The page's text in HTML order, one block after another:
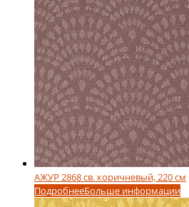
АЖУР 2868 св. коричневый, 220 см
ПодробнееБольше информации